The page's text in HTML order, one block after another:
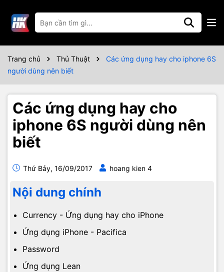
Trang chủ Thủ Thuật
Các ứng dụng hay cho iphone 6S
người dùng nên biết
Các ứng dụng hay cho
iphone 6S người dùng nên
biết
Thứ Bảy, 16/09/2017 hoang kien 4
Nội dung chính
Currency - Ứng dụng hay cho iPhone
Ứng dụng iPhone - Pacifica
Password
Ứng dụng Lean